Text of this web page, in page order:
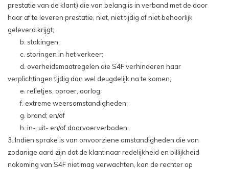
prestatie van de klant) die van belang is in verband met de door
haar af te leveren prestatie, niet, niet tijdig of niet behoorlijk
geleverd krijgt;
b. stakingen;
c. storingen in het verkeer;
d. overheidsmaatregelen die S4F verhinderen haar
verplichtingen tijdig dan wel deugdelijk na te komen;
e. relletjes, oproer, oorlog;
f. extreme weersomstandigheden;
g. brand; en/of
h. in-, uit- en/of doorvoerverboden.
3. Indien sprake is van onvoorziene omstandigheden die van
zodanige aard zijn dat de klant naar redelijkheid en billijkheid
nakoming van S4F niet mag verwachten, kan de rechter op